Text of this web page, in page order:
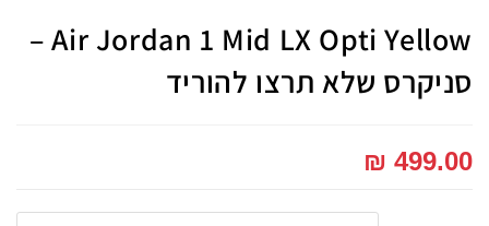
Air Jordan 1 Mid LX Opti Yellow –
סניקרס שלא תרצו להוריד
₪ 499.00